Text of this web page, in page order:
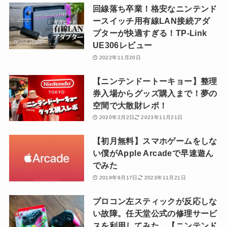
回線落ち卒業！格安なニンテンド
ースイッチ用有線LAN接続アダ
プターが快適すぎる！TP-Link
UE306レビュー
2022年11月20日
【ニンテンドートーキョー】整理
券入場からグッズ購入まで！夢の
空間で大散財レポ！
2020年2月2日 2023年11月21日
【初月無料】スマホゲームをしな
い僕がApple Arcadeで早速遊ん
でみた
2019年9月17日 2023年11月21日
プロコン左スティックが反応しな
い故障。任天堂公式の修理サービ